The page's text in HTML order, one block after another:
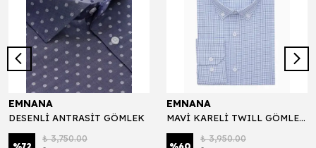
EMNANA
DESENLİ ANTRASİT GÖMLEK
₺ 3,750.00
EMNANA
MAVİ KARELİ TWILL GÖMLEK EXCLUSIVE 100*2
₺ 3,950.00